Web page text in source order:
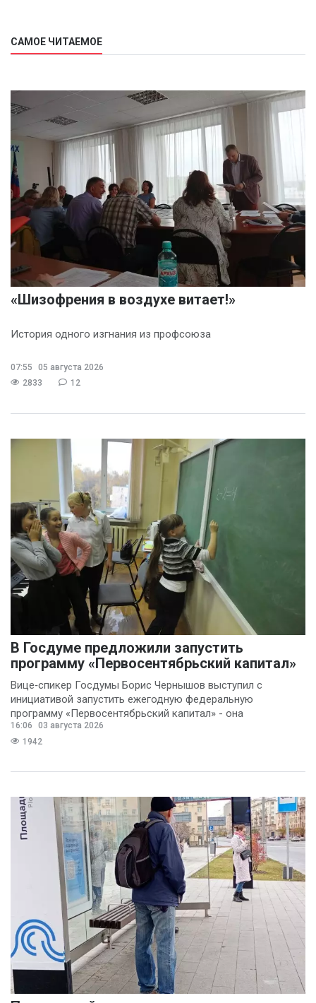
САМОЕ ЧИТАЕМОЕ
«Шизофрения в воздухе витает!»
История одного изгнания из профсоюза
07:55
05 августа 2026
2833
12
В Госдуме предложили запустить
программу «Первосентябрьский капитал»
Вице‑спикер Госдумы Борис Чернышов выступил с
инициативой запустить ежегодную федеральную
программу «Первосентябрьский капитал» - она
предполагает
16:06
03 августа 2026
1942